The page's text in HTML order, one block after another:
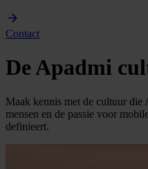
Contact
De Apadmi
Maak kennis met de cultuur
mensen en de passie voor
definieert.